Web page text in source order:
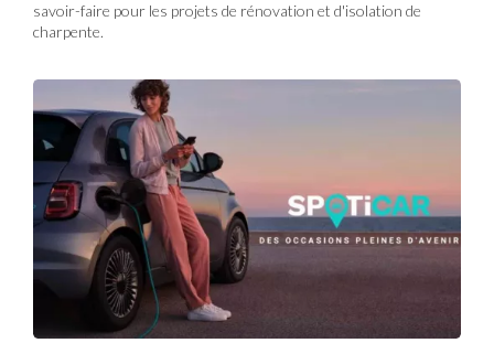
savoir-faire pour les projets de rénovation et d'isolation de
charpente.